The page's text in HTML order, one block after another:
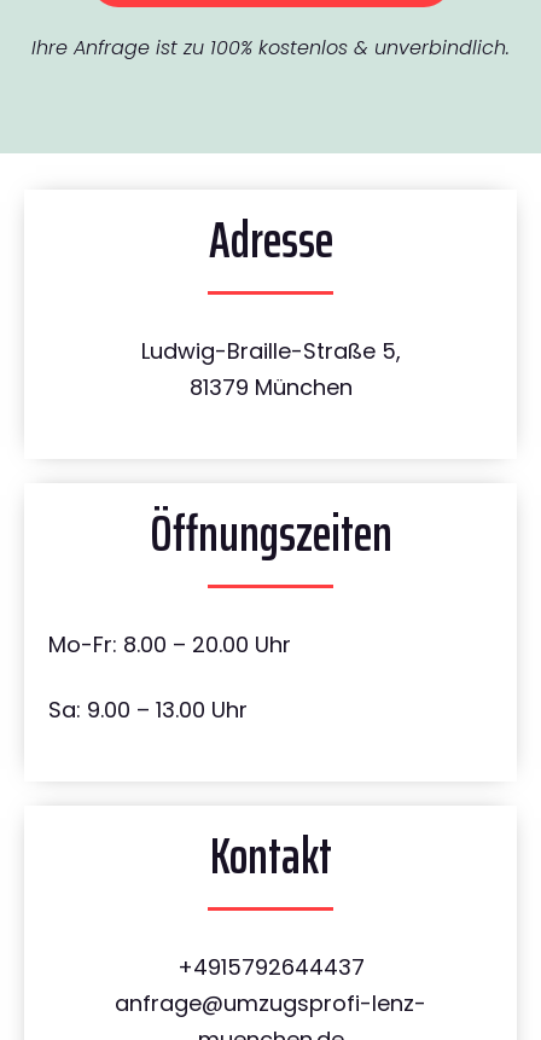
Ihre Anfrage ist zu 100% kostenlos & unverbindlich.
Adresse
Ludwig-Braille-Straße 5,
81379 München
Öffnungszeiten
Mo-Fr: 8.00 – 20.00 Uhr
Sa: 9.00 – 13.00 Uhr
Kontakt
+4915792644437
anfrage@umzugsprofi-lenz-